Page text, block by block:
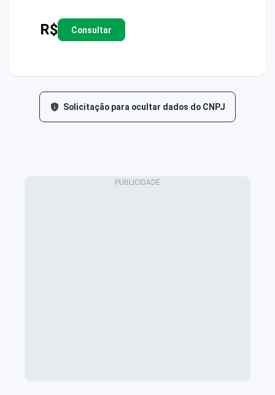
R$ Consultar
Solicitação para ocultar dados do CNPJ